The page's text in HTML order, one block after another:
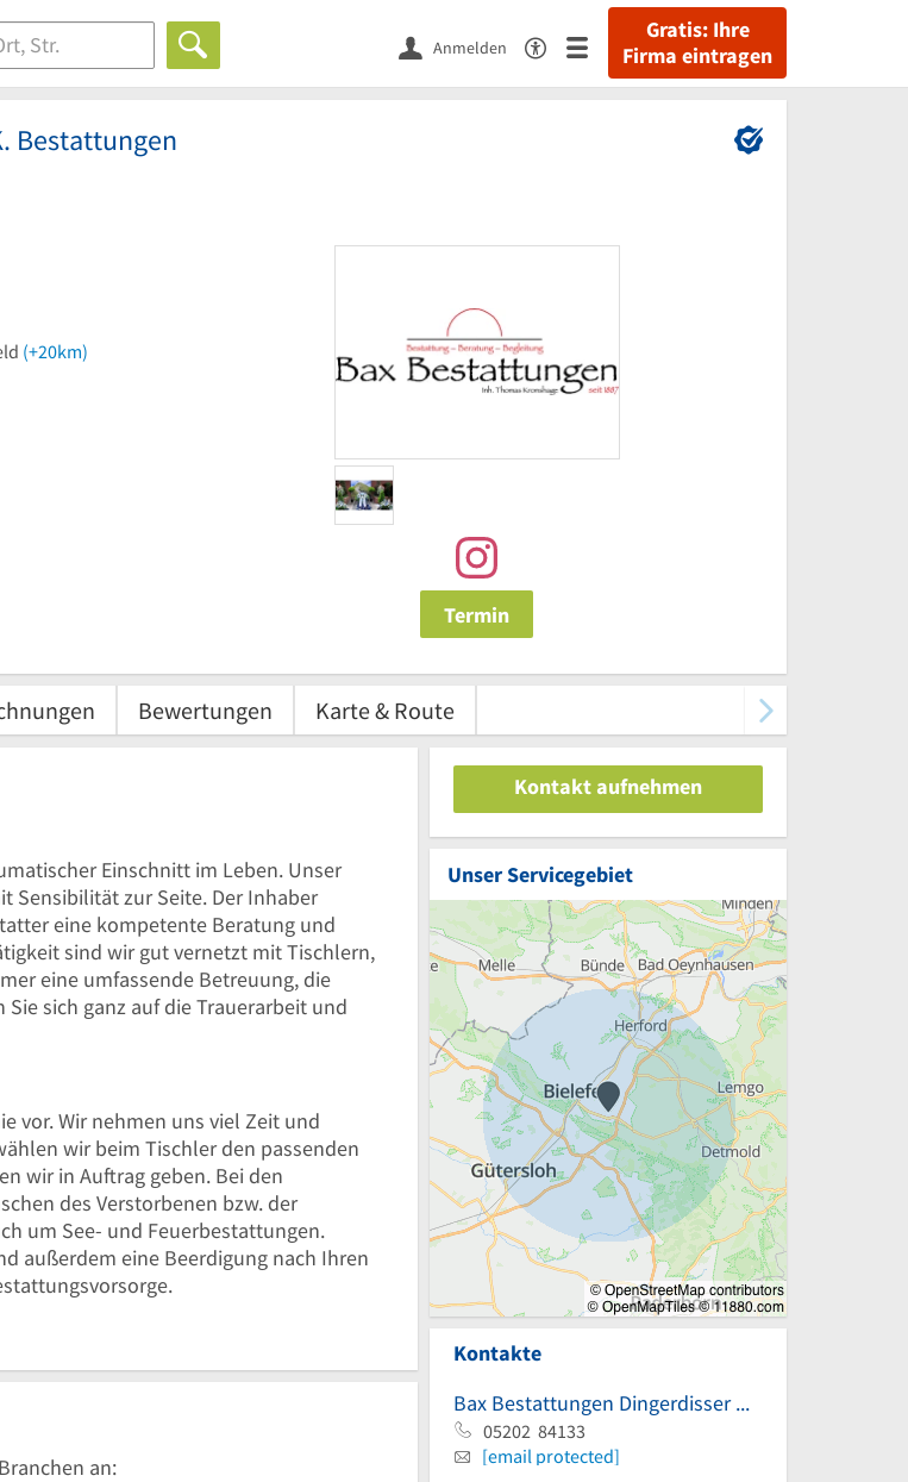
Gratis: Ihre
Firma eintragen
Anmelden
Bestattungen
(+20km)
Termin
Bewertungen Karte & Route
Einschnitt im Leben. Unser
Sensibilität zur Seite. Der Inhaber
eine kompetente Beratung und
sind wir gut vernetzt mit Tischlern,
eine umfassende Betreuung, die
sich ganz auf die Trauerarbeit und
vor. Wir nehmen uns viel Zeit und
wir beim Tischler den passenden
wir in Auftrag geben. Bei den
des Verstorbenen bzw. der
um See- und Feuerbestattungen.
außerdem eine Beerdigung nach Ihren
an:
Kontakt aufnehmen
Unser Servicegebiet
Kontakte
Bax Bestattungen Dingerdisser Heide 16 33699 Bielefeld
05202 84133
[email protected]